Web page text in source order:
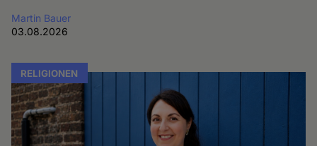
Martin Bauer
03.08.2026
RELIGIONEN